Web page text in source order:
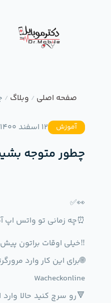
صفحه اصلی / وبلاگ /
آموزش 12 اسفند 1400 ساعت 16:07
چطور متوجه
👀✅
⏰چه زمانی تو واتس اپ
‼️خیلی اوقات براتون
🌐برای این کار وارد
Wacheckonline
🔻رو سرچ کنید حالا